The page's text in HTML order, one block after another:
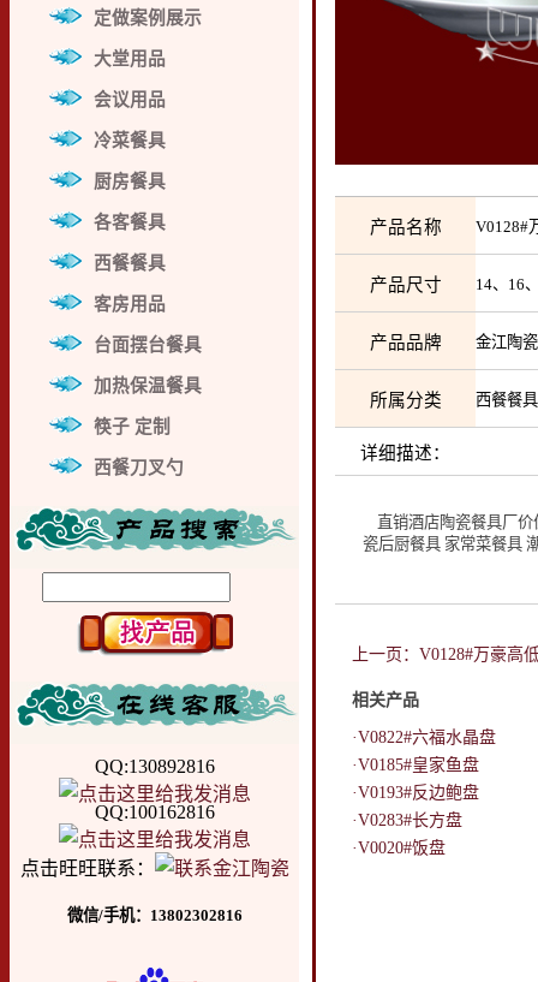
定做案例展示
大堂用品
会议用品
冷菜餐具
厨房餐具
各客餐具
西餐餐具
客房用品
台面摆台餐具
加热保温餐具
筷子 定制
西餐刀叉勺
QQ:130892816
QQ:100162816
点击旺旺联系：
微信/手机：13802302816
产品名称
产品尺寸 14、16
产品品牌 金江陶
所属分类 西餐餐
详细描述：
直销酒店陶瓷餐具厂价
瓷后厨餐具 家常菜餐具
上一页：V0128#万豪高
相关产品
·V0822#六福水晶盘
·V0185#皇家鱼盘
·V0193#反边鲍盘
·V0283#长方盘
·V0020#饭盘